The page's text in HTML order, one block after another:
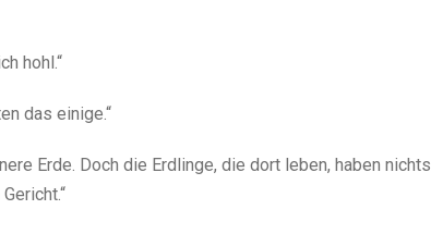
hohl.“
das einige.“
Erde. Doch die Erdlinge, die dort leben, haben nichts